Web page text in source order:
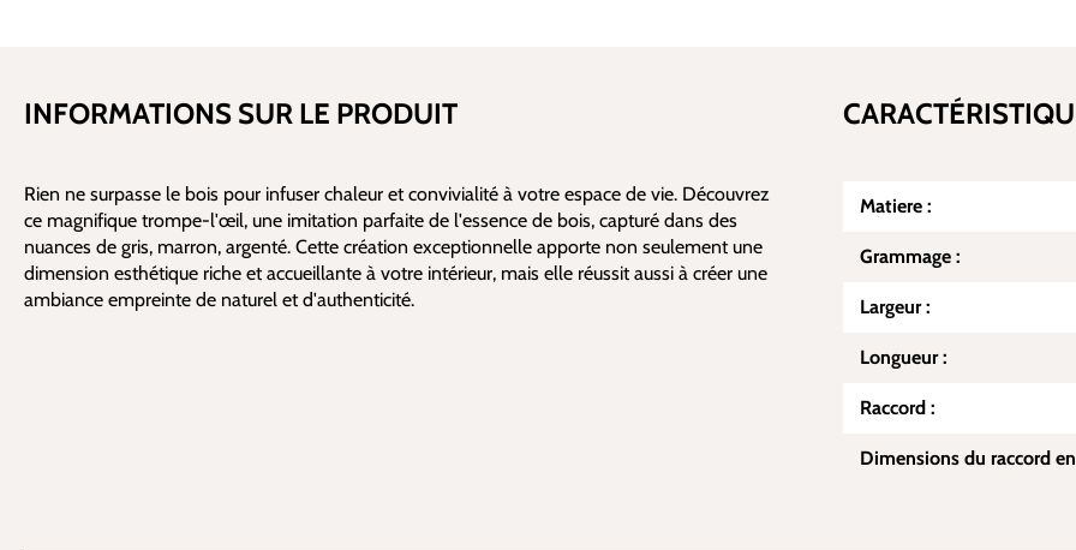
INFORMATIONS SUR LE PRODUIT
Rien ne surpasse le bois pour infuser chaleur et convivialité à votre espace de vie. Découvrez
ce magnifique trompe-l'œil, une imitation parfaite de l'essence de bois, capturé dans des
nuances de gris, marron, argenté. Cette création exceptionnelle apporte non seulement une
dimension esthétique riche et accueillante à votre intérieur, mais elle réussit aussi à créer une
ambiance empreinte de naturel et d'authenticité.
Matiere :
Grammage :
Largeur :
Longueur :
Raccord :
Dimensions du raccord